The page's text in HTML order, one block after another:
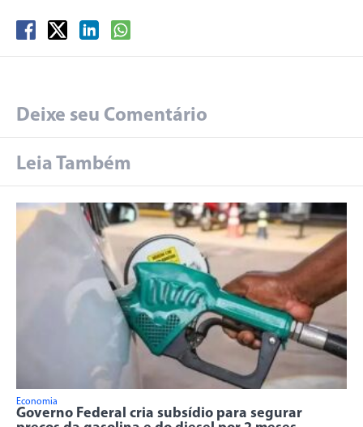
Deixe seu Comentário
Leia Também
Economia
Governo Federal cria subsídio para segurar